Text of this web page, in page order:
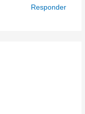
Responder